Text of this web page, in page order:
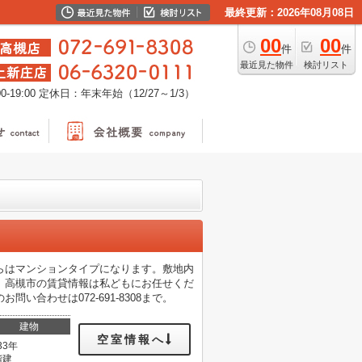
最終更新：2026年08月08日
00件
最近見た物件
00件
検討リスト
19:00 定休日：年末年始（12/27～1/3）
マンションタイプになります。敷地内
槻市の賃貸情報は私どもにお任せくだ
問い合わせは072-691-8308まで。
建物
年
建
空室情報へ